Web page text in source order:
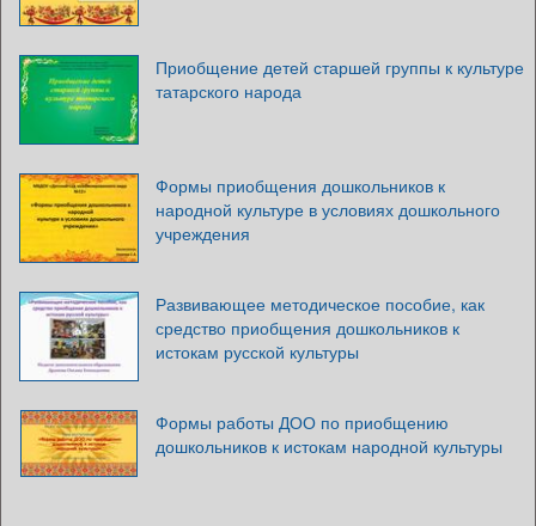
Приобщение детей старшей группы к культуре
татарского народа
Формы приобщения дошкольников к
народной культуре в условиях дошкольного
учреждения
Развивающее методическое пособие, как
средство приобщения дошкольников к
истокам русской культуры
Формы работы ДОО по приобщению
дошкольников к истокам народной культуры